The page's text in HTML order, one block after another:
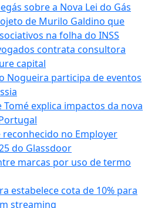
sobre a Nova Lei do Gás
de Murilo Galdino que
na folha do INSS
contrata consultora
capital
Nogueira participa de eventos
explica impactos da nova
no Employer
do Glassdoor
marcas por uso de termo
estabelece cota de 10% para
streaming